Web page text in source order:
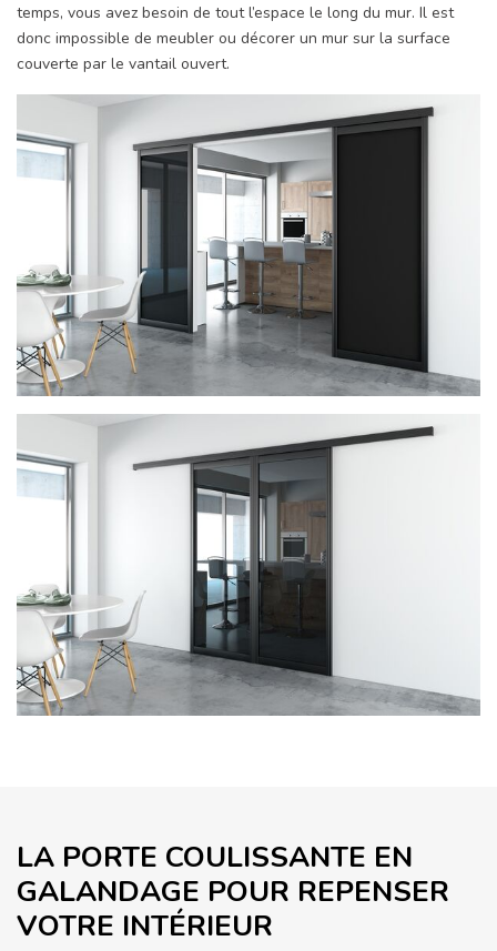
temps, vous avez besoin de tout l’espace le long du mur. Il est
donc impossible de meubler ou décorer un mur sur la surface
couverte par le vantail ouvert.
LA PORTE COULISSANTE EN
GALANDAGE POUR REPENSER
VOTRE INTÉRIEUR